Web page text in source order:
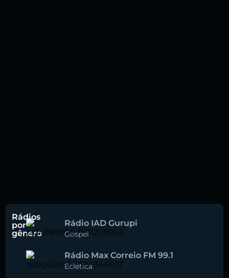
Rádios
por
gênero
Rádio IAD Gurupi
Gospel
Rádio Max Correio FM 99.1
Eclética